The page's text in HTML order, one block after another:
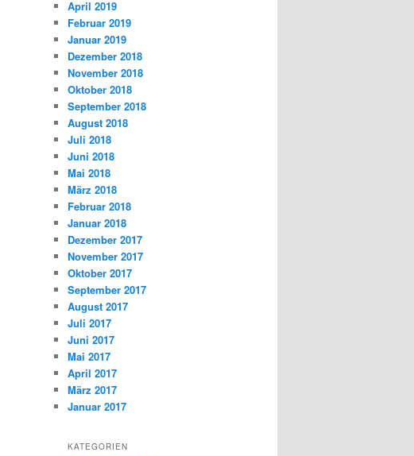
April 2019
Februar 2019
Januar 2019
Dezember 2018
November 2018
Oktober 2018
September 2018
August 2018
Juli 2018
Juni 2018
Mai 2018
März 2018
Februar 2018
Januar 2018
Dezember 2017
November 2017
Oktober 2017
September 2017
August 2017
Juli 2017
Juni 2017
Mai 2017
April 2017
März 2017
Januar 2017
KATEGORIEN